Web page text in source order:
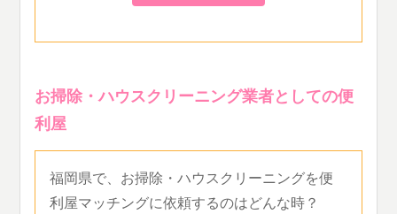
お掃除・ハウスクリーニング業者としての便
利屋
福岡県で、お掃除・ハウスクリーニングを便
利屋マッチングに依頼するのはどんな時？